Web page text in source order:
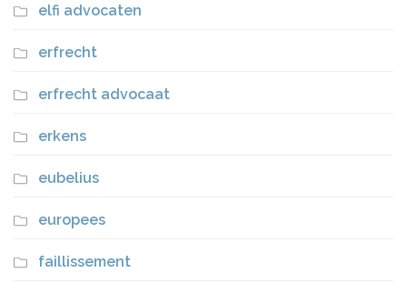
elfi advocaten
erfrecht
erfrecht advocaat
erkens
eubelius
europees
faillissement